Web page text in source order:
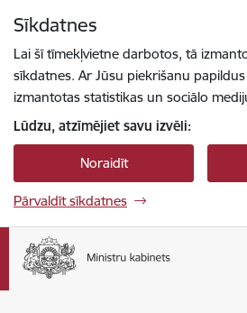
Sīkdatnes
Lai šī tīmekļvietne darbotos, tā
sīkdatnes. Ar Jūsu piekrišanu
izmantotas statistikas un sociālo
Lūdzu, atzīmējiet savu izvēli:
Noraidīt
Pārvaldīt sīkdatnes